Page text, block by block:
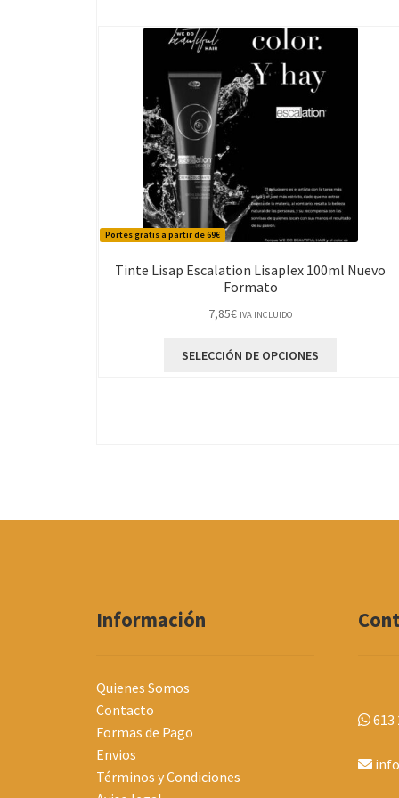
Portes gratis a partir de 69€
Tinte Lisap Escalation Lisaplex 100ml Nuevo
Formato
7,85€ IVA INCLUIDO
SELECCIÓN DE OPCIONES
elegir
producto
Información
Quienes Somos
Contacto
Formas de Pago
Envios
Términos y Condiciones
613